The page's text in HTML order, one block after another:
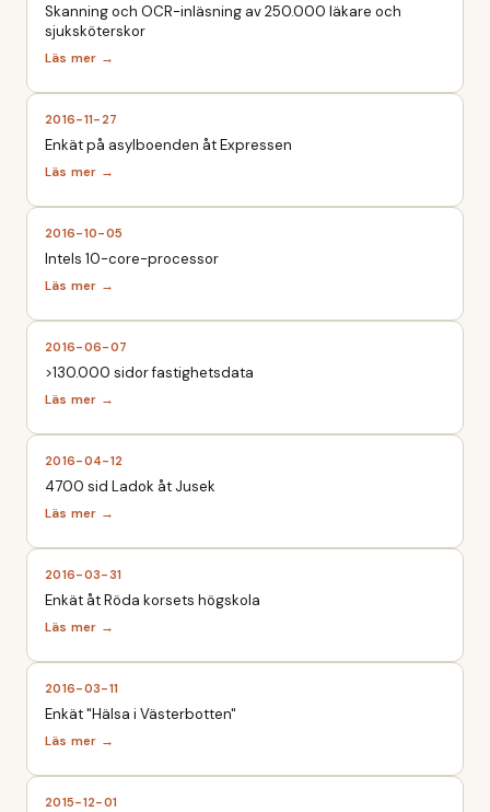
Skanning och OCR-inläsning av 250.000 läkare och
sjuksköterskor
2016-11-27
Enkät på asylboenden åt Expressen
2016-10-05
Intels 10-core-processor
2016-06-07
>130.000 sidor fastighetsdata
2016-04-12
4700 sid Ladok åt Jusek
2016-03-31
Enkät åt Röda korsets högskola
2016-03-11
Enkät "Hälsa i Västerbotten"
2015-12-01